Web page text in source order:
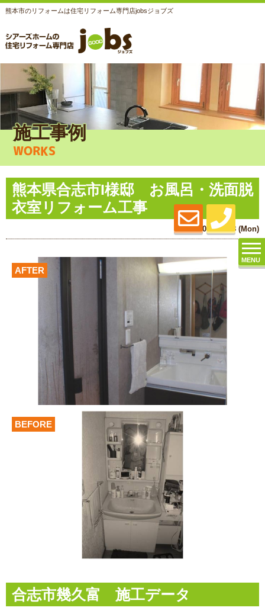
熊本市のリフォームは住宅リフォーム専門店jobsジョブズ
MENU
施工事例
WORKS
熊本県合志市I様邸 お風呂・洗面脱
衣室リフォーム工事
2015.06.08 (Mon)
AFTER
BEFORE
合志市幾久富 施工データ